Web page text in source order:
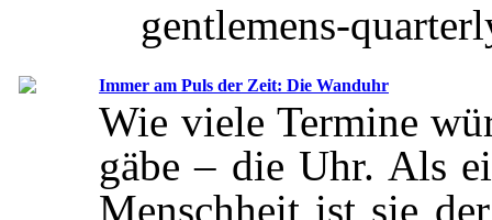
gentlemens-
Immer am Puls der Zeit: Die Wanduhr
Wie viele Termine
gäbe – die Uhr. Als
Menschheit ist sie